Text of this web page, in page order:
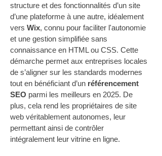
structure et des fonctionnalités d’un site
d’une plateforme à une autre, idéalement
vers Wix, connu pour faciliter l'autonomie
et une gestion simplifiée sans
connaissance en HTML ou CSS. Cette
démarche permet aux entreprises locales
de s’aligner sur les standards modernes
tout en bénéficiant d’un référencement
SEO parmi les meilleurs en 2025. De
plus, cela rend les propriétaires de site
web véritablement autonomes, leur
permettant ainsi de contrôler
intégralement leur vitrine en ligne.